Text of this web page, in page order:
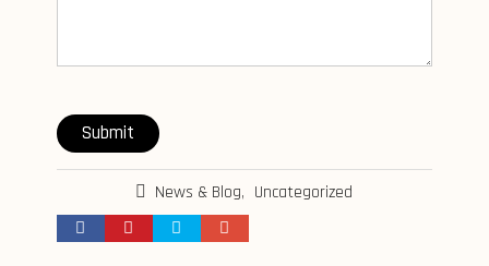
Submit
News & Blog, Uncategorized